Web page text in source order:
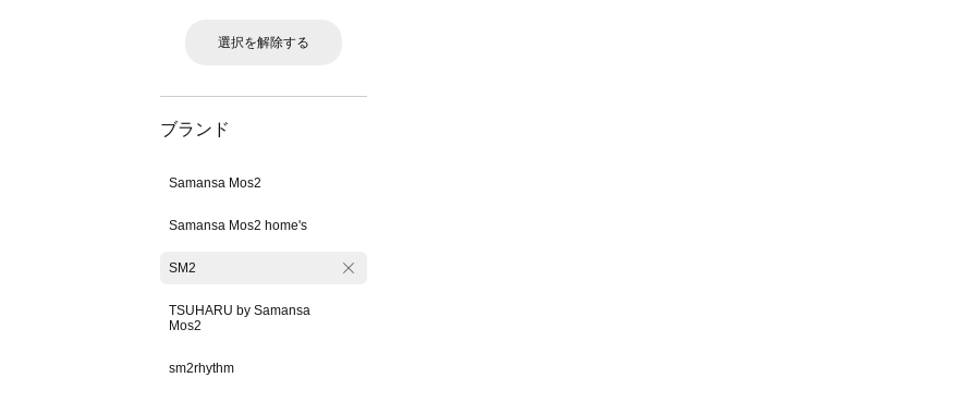
選択を解除する
ブランド
Samansa Mos2
Samansa Mos2 home's
SM2
TSUHARU by Samansa
Mos2
sm2rhythm